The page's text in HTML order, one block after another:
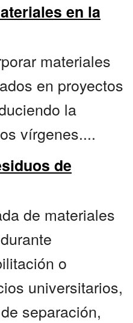
en la
materiales
en proyectos
la
vírgenes....
de
de materiales
o
universitarios,
separación,